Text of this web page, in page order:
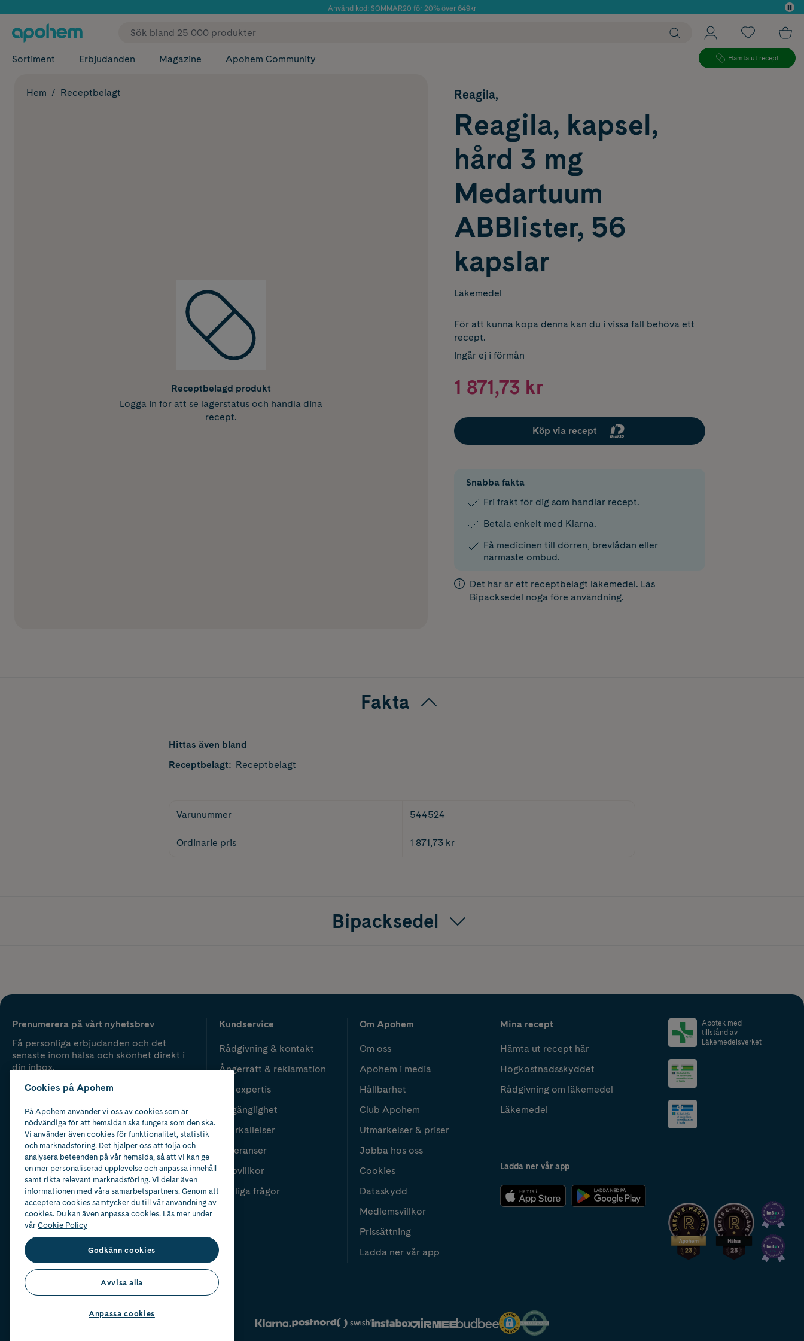
Använd kod: SOMMAR20 för 20% över 649kr
✓ Fri frakt
Sortiment Erbjudanden Magazine Apohem Community Hämta ut recept
Hem Receptbelagt
Receptbelagd produkt
Logga in för att se lagerstatus och handla dina
recept.
Reagila,
Reagila, kapsel,
hård 3 mg
Medartuum
ABBlister, 56
kapslar
Läkemedel
För att kunna köpa denna kan du i vissa fall behöva ett
recept.
Ingår ej i förmån
1 871,73 kr
Köp via recept
Snabba fakta
Fri frakt för dig som handlar recept.
Betala enkelt med Klarna.
Få medicinen till dörren, brevlådan eller
närmaste ombud.
Det här är ett receptbelagt läkemedel. Läs
Bipacksedel noga före användning.
Fakta
Hittas även bland
Receptbelagt: Receptbelagt
Varunummer 544524
Ordinarie pris 1 871,73 kr
Bipacksedel
Prenumerera på vårt nyhetsbrev
Få personliga erbjudanden och det
senaste inom hälsa och skönhet direkt i
din inbox.
Kundservice
Rådgivning & kontakt
Ångerrätt & reklamation
Vår expertis
Tillgänglighet
Återkallelser
Leveranser
Köpvillkor
Vanliga frågor
Om Apohem
Om oss
Apohem i media
Hållbarhet
Club Apohem
Utmärkelser & priser
Jobba hos oss
Cookies
Dataskydd
Medlemsvillkor
Prissättning
Ladda ner vår app
Mina recept
Hämta ut recept här
Högkostnadsskyddet
Rådgivning om läkemedel
Läkemedel
Ladda ner vår app
Apotek med
tillstånd av
Läkemedelsverket
2024
Cookies på Apohem
På Apohem använder vi oss av cookies som är
nödvändiga för att hemsidan ska fungera som den ska.
Vi använder även cookies för funktionalitet, statistik
och marknadsföring. Det hjälper oss att följa och
analysera beteenden på vår hemsida, så att vi kan ge
en mer personaliserad upplevelse och anpassa innehåll
samt rikta relevant marknadsföring. Vi delar även
informationen med våra samarbetspartners. Genom att
acceptera cookies samtycker du till vår användning av
cookies. Du kan även anpassa cookies. Läs mer under
vårCookie Policy
Godkänn cookies
Avvisa alla
Anpassa cookies